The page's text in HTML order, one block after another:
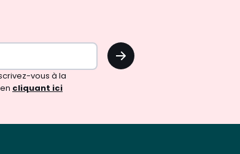
OK
vous à la
cliquant ici